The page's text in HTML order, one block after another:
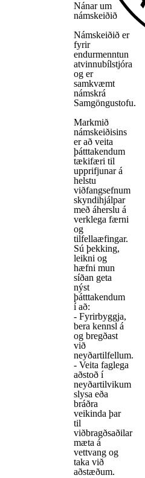
Nánar um
námskeiðið
Námskeiðið er
fyrir
endurmenntun
atvinnubílstjóra
og er
samkvæmt
námskrá
Samgöngustofu.
Markmið
námskeiðisins
er að veita
þátttakendum
tækifæri til
upprifjunar á
helstu
viðfangsefnum
skyndihjálpar
með áherslu á
verklega færni
og
tilfellaæfingar.
Sú þekking,
leikni og
hæfni mun
síðan geta
nýst
þátttakendum
í að:
- Fyrirbyggja,
bera kennsl á
og bregðast
við
neyðartilfellum.
- Veita faglega
aðstoð í
neyðartilvikum
slysa eða
bráðra
veikinda þar
til
viðbragðsaðilar
mæta á
vettvang og
taka við
aðstæðum.